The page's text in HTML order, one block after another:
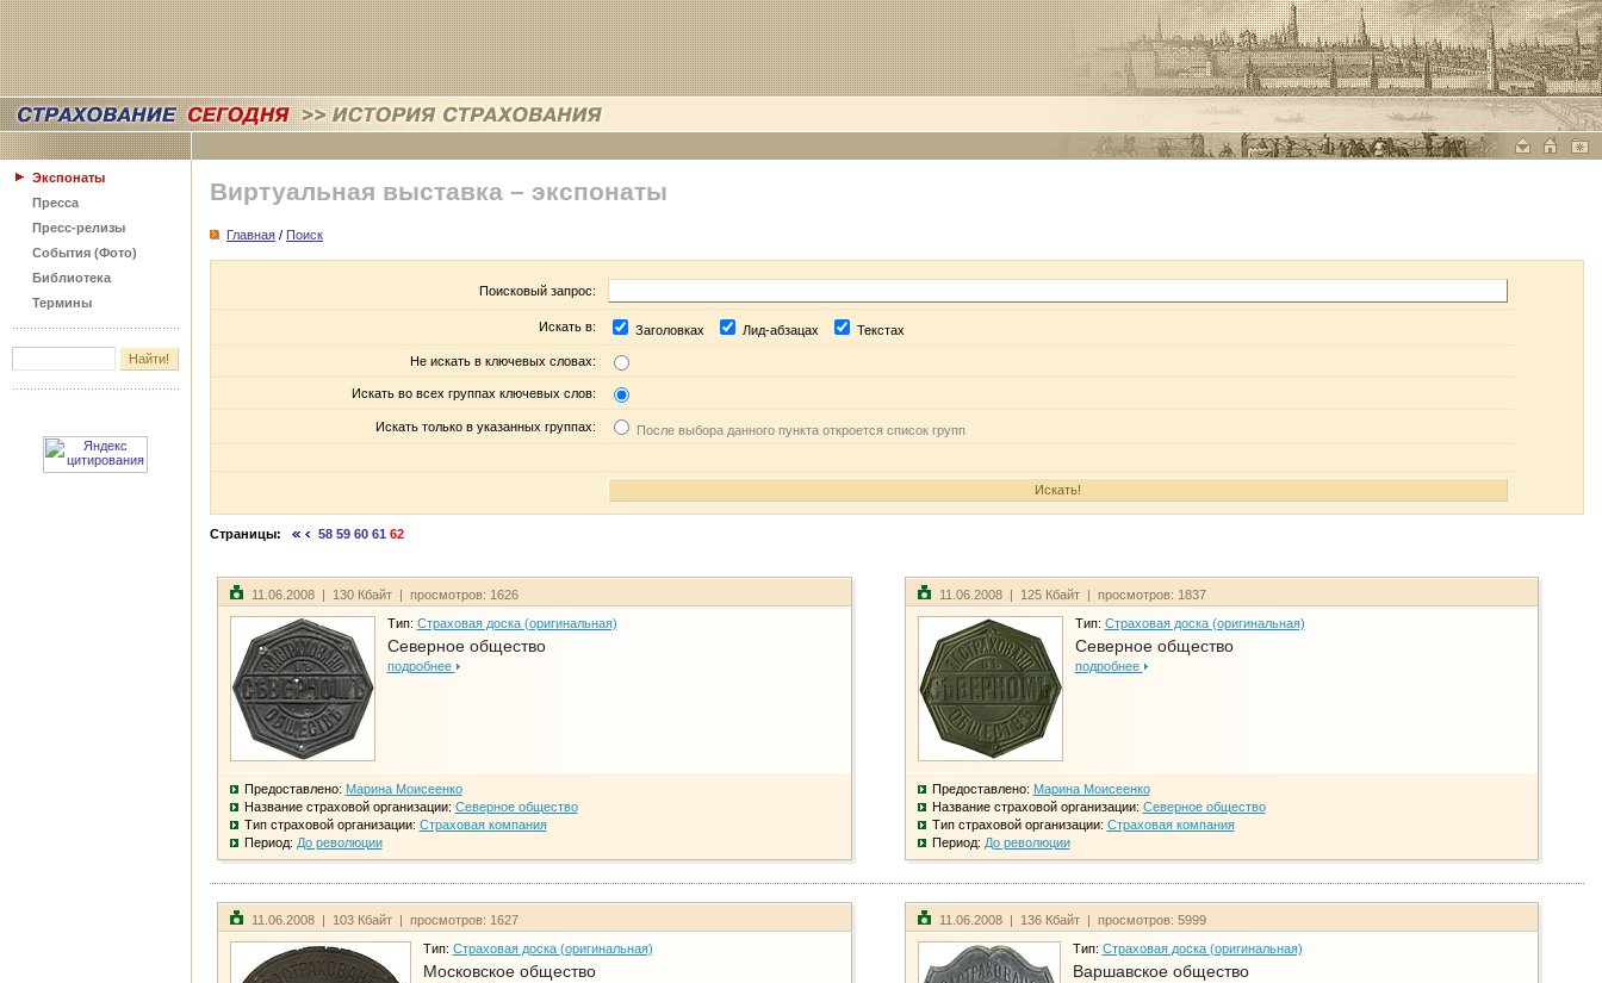
Экспонаты
Пресса
Пресс-релизы
События (Фото)
Библиотека
Термины
Виртуальная выставка – экспонаты
Главная / Поиск
Поисковый запрос:
Искать в: Заголовках Лид-абзацах Текстах
Не искать в ключевых словах:
Искать во всех группах ключевых слов:
Искать только в указанных группах: После выбора данного пункта откроется список групп
Страницы: 58 59 60 61 62
11.06.2008 | 130 Кбайт | просмотров: 1626
Тип: Страховая доска (оригинальная)
Северное общество
подробнее
Предоставлено: Марина Моисеенко
Название страховой организации: Северное общество
Тип страховой организации: Страховая компания
Период: До революции
11.06.2008 | 125 Кбайт | просмотров: 1837
Тип: Страховая доска (оригинальная)
Северное общество
подробнее
Предоставлено: Марина Моисеенко
Название страховой организации: Северное общество
Тип страховой организации: Страховая компания
Период: До революции
11.06.2008 | 103 Кбайт | просмотров: 1627
Тип: Страховая доска (оригинальная)
Московское общество
11.06.2008 | 136 Кбайт | просмотров: 5999
Тип: Страховая доска (оригинальная)
Варшавское общество